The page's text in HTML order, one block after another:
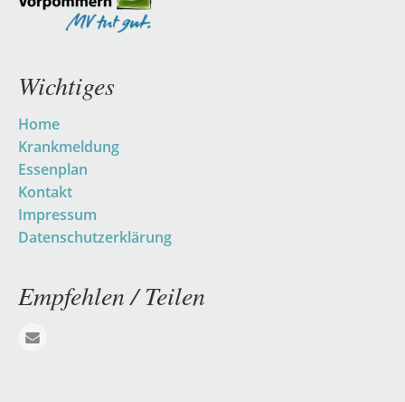
Wichtiges
Navigation
überspringen
Home
Krankmeldung
Essenplan
Kontakt
Impressum
Datenschutzerklärung
Empfehlen / Teilen